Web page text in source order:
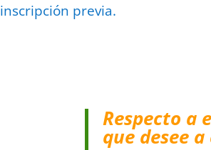
inscripción previa.
Respecto a
que desee